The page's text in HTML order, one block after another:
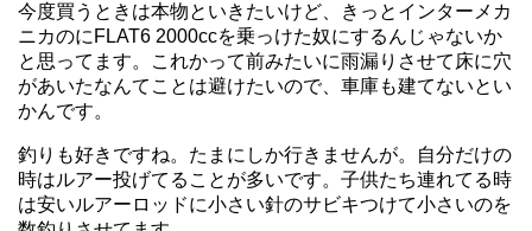
今度買うときは本物といきたいけど、きっとインターメカ
ニカのにFLAT6 2000ccを乗っけた奴にするんじゃないか
と思ってます。これかって前みたいに雨漏りさせて床に穴
があいたなんてことは避けたいので、車庫も建てないとい
かんです。
釣りも好きですね。たまにしか行きませんが。自分だけの
時はルアー投げてることが多いです。子供たち連れてる時
は安いルアーロッドに小さい針のサビキつけて小さいのを